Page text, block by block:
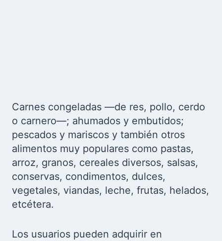
Carnes congeladas —de res, pollo, cerdo
o carnero—; ahumados y embutidos;
pescados y mariscos y también otros
alimentos muy populares como pastas,
arroz, granos, cereales diversos, salsas,
conservas, condimentos, dulces,
vegetales, viandas, leche, frutas, helados,
etcétera.
Los usuarios pueden adquirir en